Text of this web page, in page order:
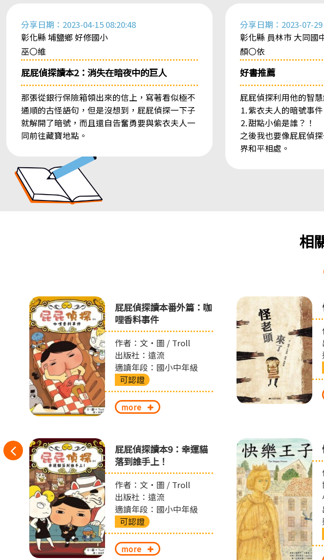
分享日期：2023-04-15 08:20:48
彰化縣 埔鹽鄉 好修國小
巫〇維
屁屁偵探讀本2：消失在暗夜中的巨人
那張從銀行保險箱領出來的信上，寫著看似極不
通順的古怪語句，但是沒想到，屁屁偵探一下子
就解開了暗號，而且還自告奮勇要與紫衣夫人一
同前往藏寶地點。
分享日期：2023-07-29
彰化縣 員林市 大同國
顏〇依
好書推薦
屁屁偵探利用他的智
⒈紫衣夫人的暗號事件
⒉甜點小偷是誰？！
之後我也要像屁屁偵
界和平相處。
相
往
左
切
屁屁偵探讀本番外篇：咖
哩香料事件
作者：文‧圖 / Troll
出版社：遠流
適讀年段：國小中年級
可認證
more
屁屁偵探讀本9：幸運貓
落到誰手上！
作者：文‧圖 / Troll
出版社：遠流
適讀年段：國小中年級
可認證
more